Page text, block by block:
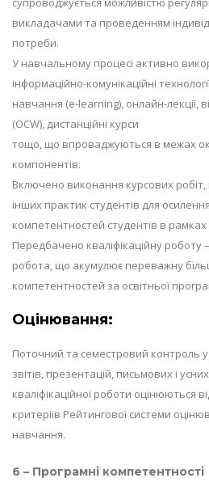
викладачами та проведенням
потреби.
У навчальному процесі активно
інформаційно-комунікаційні
навчання (e-learning), онлайн-лекції,
(OCW), дистанційні курси
тощо, що впроваджуються в межах
компонентів.
Включено виконання курсових
інших практик студентів для
компетентностей студентів в рамках
Передбачено кваліфікаційну роботу
робота, що акумулює переважну
компетентностей за освітньої
Оцінювання:
Поточний та семестровий контроль
звітів, презентацій, письмових і
кваліфікаційної роботи оцінюються
критеріїв Рейтингової системи
навчання.
6 – Програмні компетентності